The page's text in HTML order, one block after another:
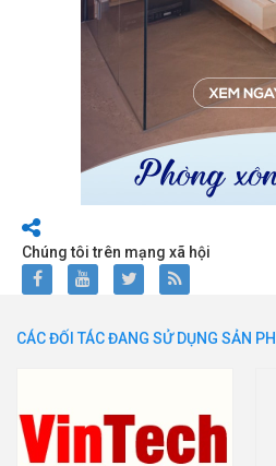
Chúng tôi trên mạng xã hội
CÁC ĐỐI TÁC ĐANG SỬ DỤNG SẢN